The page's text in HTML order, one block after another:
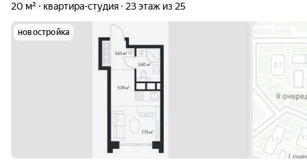
20 м²
квартира-студия 23 этаж из 25
новостройка